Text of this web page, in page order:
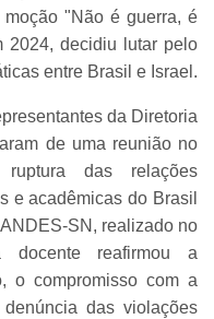
"Não é guerra, é
2024, decidiu lutar pelo
entre Brasil e Israel.
da Diretoria
de uma reunião no
ruptura das relações
e acadêmicas do Brasil
SN, realizado no
reafirmou a
o compromisso com a
das violações